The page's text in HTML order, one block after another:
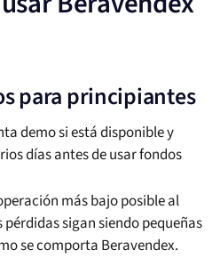
para principiantes
demo si está disponible y
días antes de usar fondos
más bajo posible al
sigan siendo pequeñas
se comporta Beravendex.